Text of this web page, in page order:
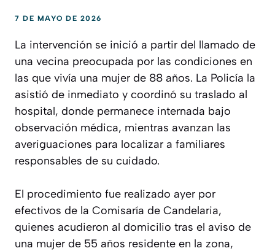
7 DE MAYO DE 2026
La intervención se inició a partir del llamado de
una vecina preocupada por las condiciones en
las que vivía una mujer de 88 años. La Policía la
asistió de inmediato y coordinó su traslado al
hospital, donde permanece internada bajo
observación médica, mientras avanzan las
averiguaciones para localizar a familiares
responsables de su cuidado.
El procedimiento fue realizado ayer por
efectivos de la Comisaría de Candelaria,
quienes acudieron al domicilio tras el aviso de
una mujer de 55 años residente en la zona,